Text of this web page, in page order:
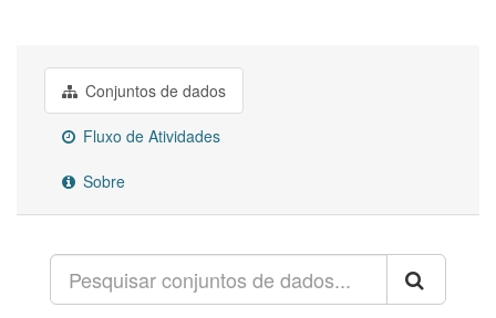
Conjuntos de dados
Fluxo de Atividades
Sobre